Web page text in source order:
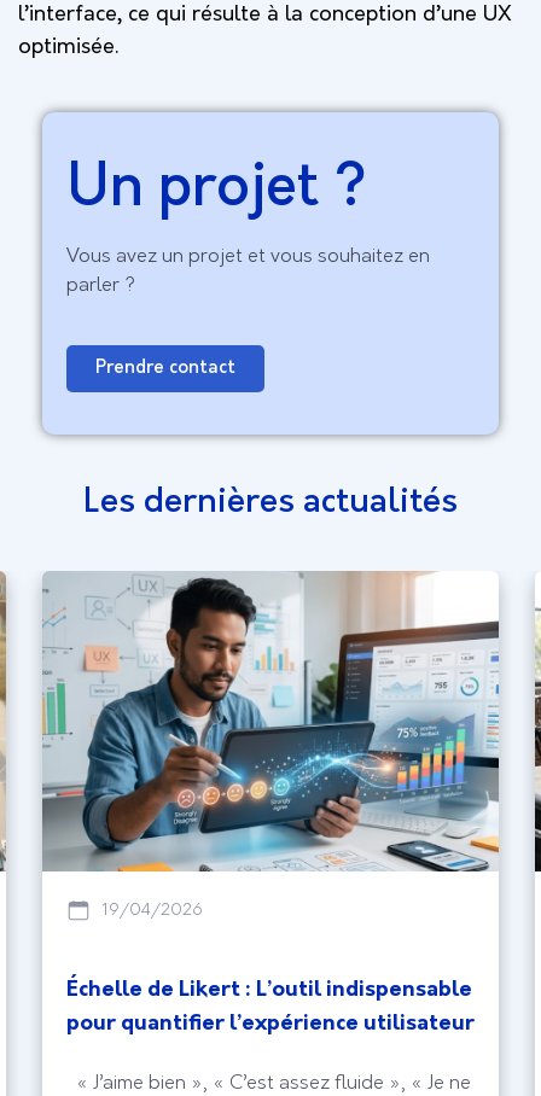
l’interface, ce qui résulte à la conception d’une UX
optimisée.
Un projet ?
Vous avez un projet et vous souhaitez en
parler ?
Prendre contact
Les dernières actualités
19/04/2026
Échelle de Likert : L’outil indispensable
pour quantifier l’expérience utilisateur
« J’aime bien », « C’est assez fluide », « Je ne